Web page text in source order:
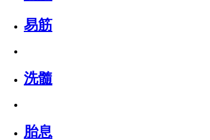
易筋
洗髓
胎息